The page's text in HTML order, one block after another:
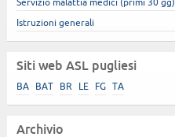
Istruzioni generali
Siti web ASL pugliesi
BA BAT BR LE FG TA
Archivio